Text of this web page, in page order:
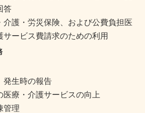
答
介護・労災保険、および公費負担医
サービス費請求のための利用
発生時の報告
医療・介護サービスの向上
管理